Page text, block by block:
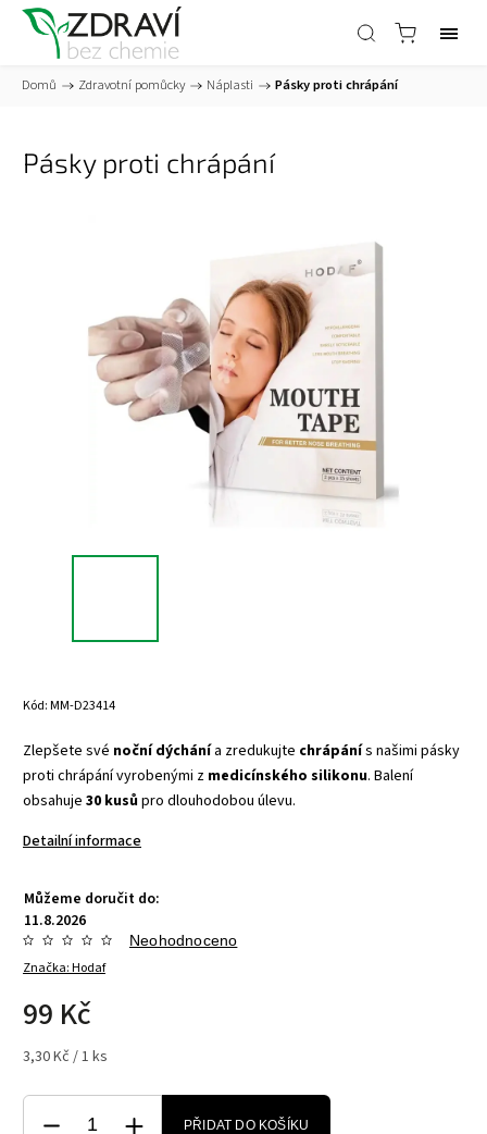
Domů / Zdravotní pomůcky / Náplasti / Pásky proti chrápání
Pásky proti chrápání
Kód:MM-D23414
Zlepšete své noční dýchánía zredukujte chrápánís našimi pásky
proti chrápání vyrobenými z medicínského silikonu. Balení
obsahuje 30 kusůpro dlouhodobou úlevu.
Detailní informace
Můžeme doručit do:
11.8.2026
Značka:Hodaf
Neohodnoceno
99 Kč
3,30 Kč / 1 ks
PŘIDAT DO KOŠÍKU